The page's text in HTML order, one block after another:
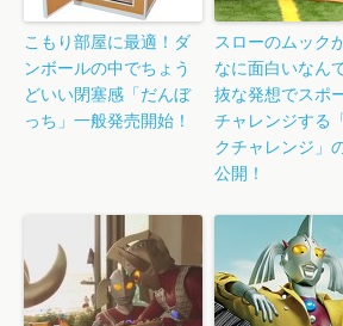
こもり部屋に最適！ダ
ンボールの中でちょう
どいい閉塞感「だんぼ
っち」一般発売開始！
スローのムック
なに面白いなん
抜な発想でスポ
チャレンジする
クチャレンジ」
公開！